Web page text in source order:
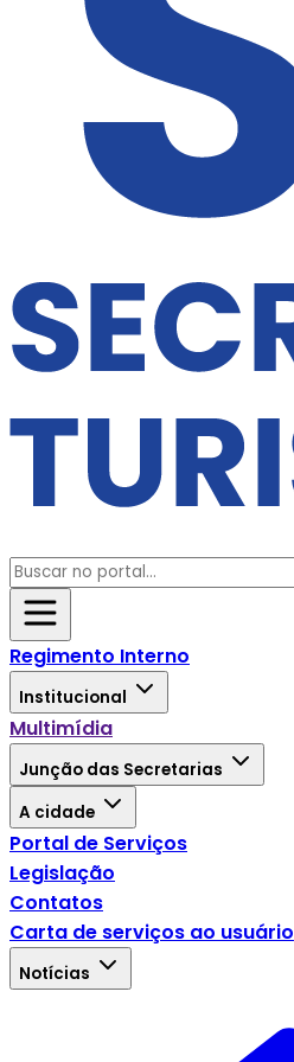
Regimento Interno
Institucional
Multimídia
Junção das Secretarias
A cidade
Portal de Serviços
Legislação
Contatos
Carta de serviços ao usuário
Notícias